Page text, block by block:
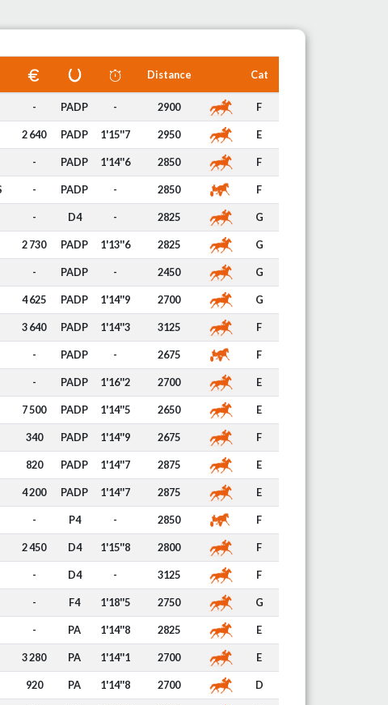
Distance Cat
- PADP - 2900 F
2 640 PADP 1'15''7 2950 E
- PADP 1'14''6 2850 F
- PADP - 2850 F
- D4 - 2825 G
2 730 PADP 1'13''6 2825 G
- PADP - 2450 G
4 625 PADP 1'14''9 2700 G
3 640 PADP 1'14''3 3125 F
- PADP - 2675 F
- PADP 1'16''2 2700 E
7 500 PADP 1'14''5 2650 E
340 PADP 1'14''9 2675 F
820 PADP 1'14''7 2875 E
4 200 PADP 1'14''7 2875 E
- P4 - 2850 F
2 450 D4 1'15''8 2800 F
- D4 - 3125 F
- F4 1'18''5 2750 G
- PA 1'14''8 2825 E
3 280 PA 1'14''1 2700 E
920 PA 1'14''8 2700 D